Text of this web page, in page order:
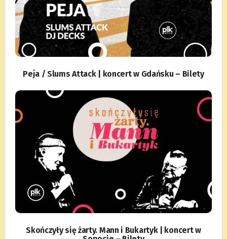
Peja / Slums Attack | koncert w Gdańsku – Bilety
Skończyły się żarty. Mann i Bukartyk | koncert w